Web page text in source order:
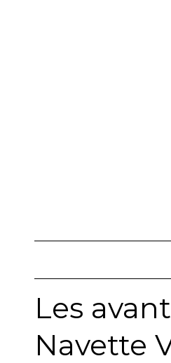
Les
Navette